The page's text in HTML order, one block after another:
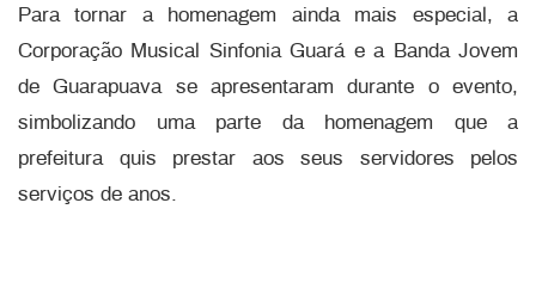
Para tornar a homenagem ainda mais especial, a
Corporação Musical Sinfonia Guará e a Banda Jovem
de Guarapuava se apresentaram durante o evento,
simbolizando uma parte da homenagem que a
prefeitura quis prestar aos seus servidores pelos
serviços de anos.